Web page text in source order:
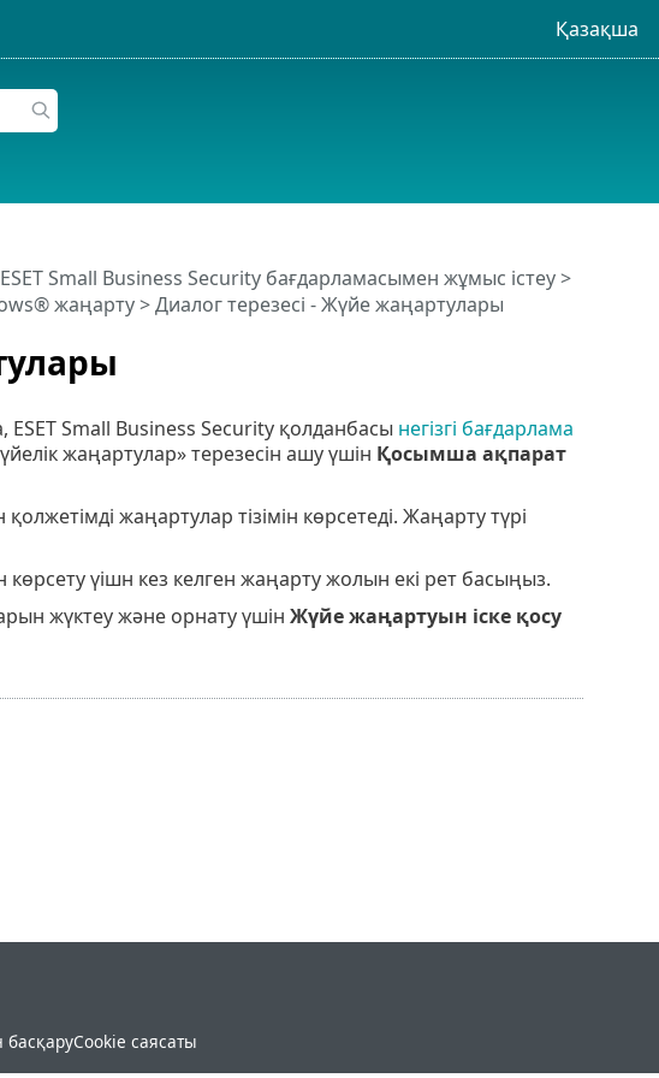
Қазақша
ESET Small Business Security бағдарламасымен жұмыс істеу>
жаңарту> Диалог терезесі - Жүйе жаңартулары
Small Business Security қолданбасы негізгі бағдарлама
жаңартулар» терезесін ашу үшін Қосымша ақпарат
жаңартулар тізімін көрсетеді. Жаңарту түрі
көрсету үішн кез келген жаңарту жолын екі рет басыңыз.
жүктеу және орнату үшін Жүйе жаңартуын іске қосу
Cookie саясаты